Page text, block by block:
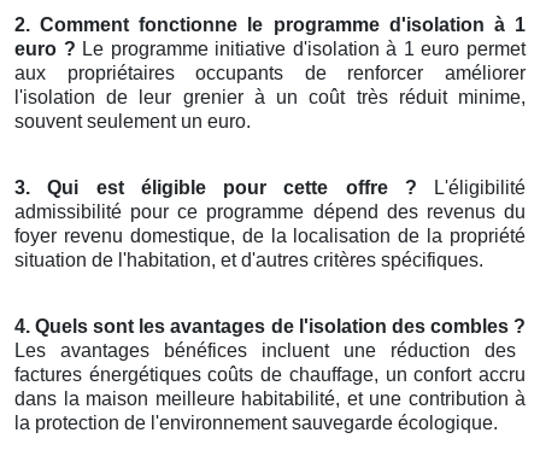
2. Comment fonctionne le programme d'isolation à 1
euro ? Le programme initiative d'isolation à 1 euro permet
aux propriétaires occupants de renforcer améliorer
l'isolation de leur grenier à un coût très réduit minime,
souvent seulement un euro.
3. Qui est éligible pour cette offre ? L'éligibilité
admissibilité pour ce programme dépend des revenus du
foyer revenu domestique, de la localisation de la propriété
situation de l'habitation, et d'autres critères spécifiques.
4. Quels sont les avantages de l'isolation des combles ?
Les avantages bénéfices incluent une réduction des
factures énergétiques coûts de chauffage, un confort accru
dans la maison meilleure habitabilité, et une contribution à
la protection de l'environnement sauvegarde écologique.